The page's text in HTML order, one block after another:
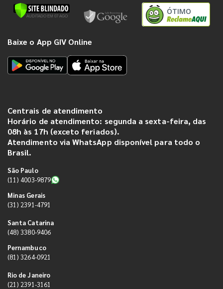
ÓTIMO
Baixe o App GIV Online
Centrais de atendimento
Horário de atendimento: segunda a sexta-feira, das
08h às 17h (exceto feriados).
Atendimento via WhatsApp disponível para todo o
Brasil.
São Paulo
(11) 4003-9879
Minas Gerais
(31) 2391-4791
Santa Catarina
(48) 3380-9406
Pernambuco
(81) 3264-0921
Rio de Janeiro
(21) 2391-3161